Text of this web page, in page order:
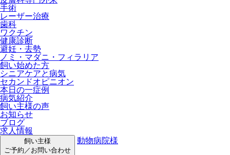
手術
レーザー治療
歯科
ワクチン
健康診断
避妊・去勢
ノミ・マダニ・フィラリア
飼い始めた方
シニアケアと病気
セカンドオピニオン
本日の一症例
病気紹介
飼い主様の声
お知らせ
ブログ
求人情報
飼い主様
ご予約／お問い合わせ
動物病院様